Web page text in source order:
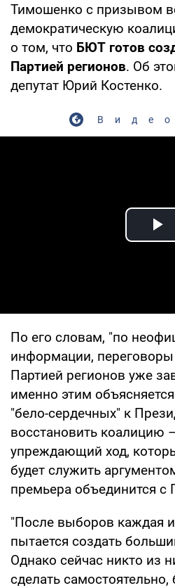
Тимошенко с призывом
демократическую
о том, что БЮТ готов
Партией регионов. Об
депутат Юрий Костенко.
По его словам, "по
информации,
Партией регионов уже
именно этим
"бело-сердечных" к
восстановить коалицию
упреждающий ход,
будет служить
премьера объединится с
"После выборов каждая
пытается создать
Однако сейчас никто из
сделать